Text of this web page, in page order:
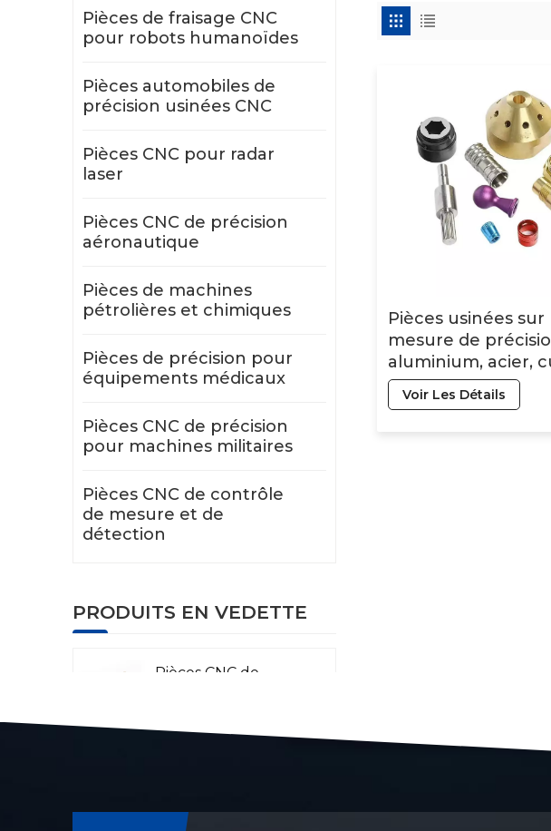
Pièces usinées sur
mesure de
aluminium, acier,
et laiton - Services
d'usinage CNC
Voir Les Détails
Pièces de fraisage CNC
pour robots humanoïdes
Pièces automobiles de
précision usinées CNC
Pièces CNC pour radar
laser
Pièces CNC de précision
aéronautique
Pièces de machines
pétrolières et chimiques
Pièces de précision pour
équipements médicaux
Pièces CNC de précision
pour machines militaires
Pièces CNC de contrôle
de mesure et de
détection
PRODUITS EN VEDETTE
Pièces CNC de